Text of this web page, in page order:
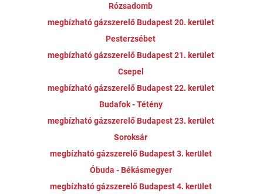
Rózsadomb
megbízható gázszerelő Budapest 20. kerület
Pesterzsébet
megbízható gázszerelő Budapest 21. kerület
Csepel
megbízható gázszerelő Budapest 22. kerület
Budafok - Tétény
megbízható gázszerelő Budapest 23. kerület
Soroksár
megbízható gázszerelő Budapest 3. kerület
Óbuda - Békásmegyer
megbízható gázszerelő Budapest 4. kerület